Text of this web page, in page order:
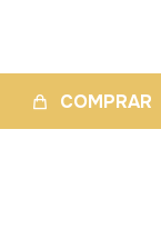
COMPRAR